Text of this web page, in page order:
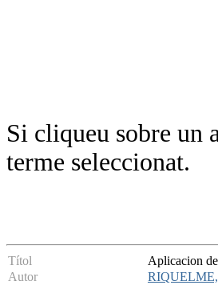
Si cliqueu sobre un
terme seleccionat.
Títol
Aplicacion
Autor